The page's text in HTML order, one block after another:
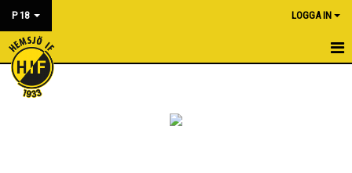
P 18 LOGGA IN
HEM